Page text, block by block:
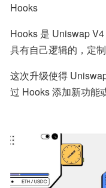
Hooks
Hooks 是 Uniswap
具有自己逻辑的，定
这次升级使得
过 Hooks 添加新功能